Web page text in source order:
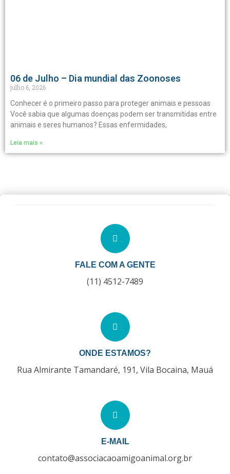
06 de Julho – Dia mundial das Zoonoses
julho 6, 2026
Conhecer é o primeiro passo para proteger animais e pessoas
Você sabia que algumas doenças podem ser transmitidas entre
animais e seres humanos? Essas enfermidades,
Leia mais »
FALE COM A GENTE
(11) 4512-7489
ONDE ESTAMOS?
Rua Almirante Tamandaré, 191, Vila Bocaina, Mauá
E-MAIL
contato@associacaoamigoanimal.org.br